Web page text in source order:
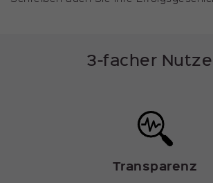
3-facher
Transparenz
Laufzeit 1 Stunde
aufruft.
kununu GmbH
null